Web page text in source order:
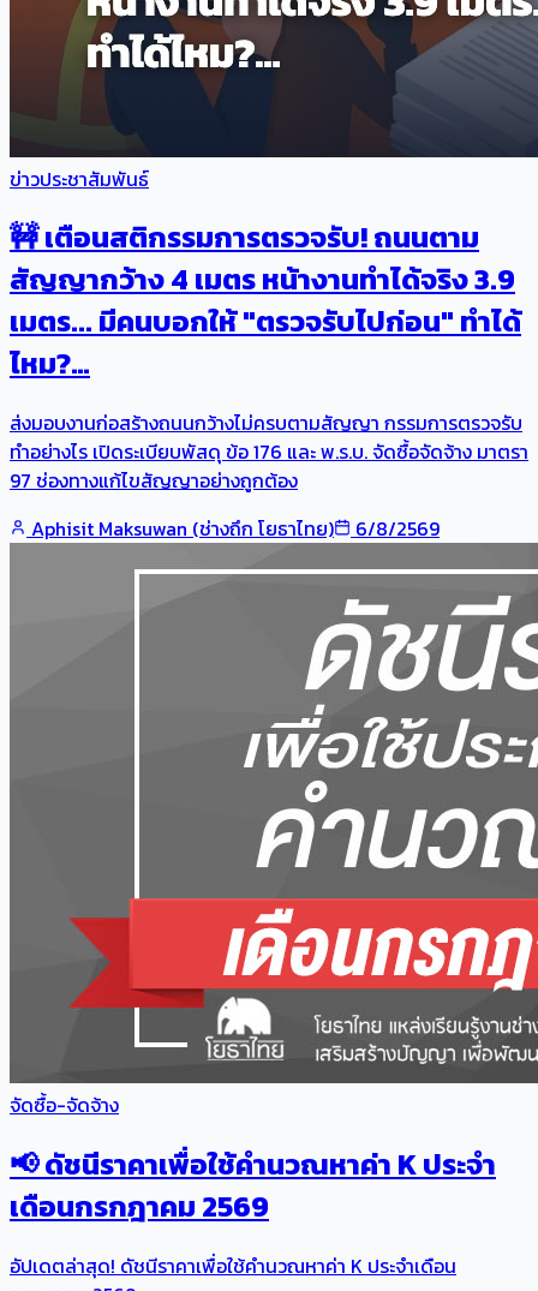
ข่าวประชาสัมพันธ์
🚧 เตือนสติกรรมการตรวจรับ! ถนนตาม
สัญญากว้าง 4 เมตร หน้างานทำได้จริง 3.9
เมตร... มีคนบอกให้ "ตรวจรับไปก่อน" ทำได้
ไหม?…
ส่งมอบงานก่อสร้างถนนกว้างไม่ครบตามสัญญา กรรมการตรวจรับ
ทำอย่างไร เปิดระเบียบพัสดุ ข้อ 176 และ พ.ร.บ. จัดซื้อจัดจ้าง มาตรา
97 ช่องทางแก้ไขสัญญาอย่างถูกต้อง
Aphisit Maksuwan (ช่างถึก โยธาไทย)
6/8/2569
จัดซื้อ-จัดจ้าง
📢 ดัชนีราคาเพื่อใช้คำนวณหาค่า K ประจำ
เดือนกรกฎาคม 2569
อัปเดตล่าสุด! ดัชนีราคาเพื่อใช้คำนวณหาค่า K ประจำเดือน